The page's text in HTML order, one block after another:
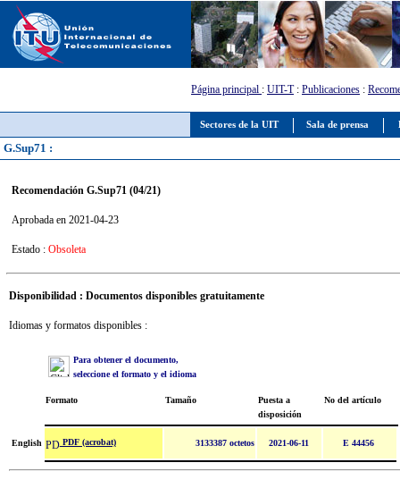
Sectores de la UIT Sala de prensa
Página principal : UIT-T: Publicaciones :
G.Sup71 :
Recomendación G.Sup71 (04/21)
Aprobada en 2021-04-23
Estado : Obsoleta
Disponibilidad : Documentos disponibles gratuitamente
Idiomas y formatos disponibles :
Para obtener el documento,
seleccione el formato y el idioma
Formato Tamaño
Puesta a
disposición
No del artículo
English PDF (acrobat) 3133387 octetos 2021-06-11 E 44456